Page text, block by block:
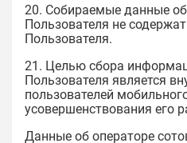
20. Собираемые данные об
Пользователя не
Пользователя.
21. Целью сбора
Пользователя является
пользователей
усовершенствования его
Данные об операторе